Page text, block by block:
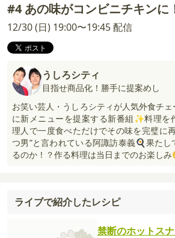
#4 あの味がコンビニチキンに
12/30 (日) 19:00〜19:45 配信
うしろシティ
目指せ商品化！勝手に提案めし
お笑い芸人・うしろシティが人気外食チ
に新メニューを提案する新番組✨料理を
理人で一度食べただけでその味を完璧に
つ男”と言われている阿諏訪泰義🍳果たし
るのか！？作る料理は当日までのお楽し
ライブで紹介したレシピ
禁断のホットス